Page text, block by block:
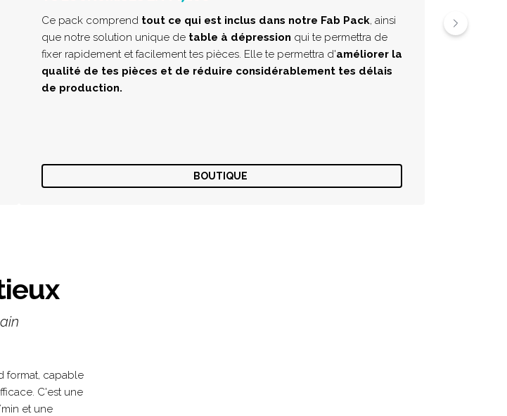
Ce pack comprend tout ce qui est inclus dans notre Fab Pack, ainsi
que notre solution unique de table à dépression qui te permettra de
fixer rapidement et facilement tes pièces. Elle te permettra d'améliorer la
qualité de tes pièces et de réduire considérablement tes délais
de production.
BOUTIQUE
format, capable
C'est une
et une